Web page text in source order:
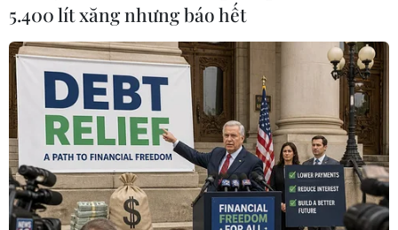
tài sản của các tổ chức tín dụng Việt Nam
(VAMC), Công ty mua bán nợ Việt Nam (DATC)
tại các tổ chức tín dụng trong 1 năm gần nhất;
đồng ý để Agribank nơi cho vay tự động trích
tiền từ tài khoản thanh toán hoặc tài khoản tiền
gửi khác mở tại Agribank để thu hồi nợ vay.
Ngoài ra, trong thời gian khách hàng vay, Giấy
chứng nhận sản phẩm OCOP đạt từ 3-5 sao hết
5.400 lít xăng nhưng báo hết